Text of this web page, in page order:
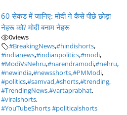
60 सेकंड में जानिए: मोदी ने कैसे पीछे छोड़ा
नेहरू को? मोदी बनाम नेहरू
0views
#BreakingNews,#hindishorts,
#indianews,#indianpolitics,#modi,
#ModiVsNehru,#narendramodi,#nehru,
#newindia,#newsshorts,#PMModi,
#politics,#samvad,#shorts,#trending,
#TrendingNews,#vartaprabhat,
#viralshorts,
#YouTubeShorts #politicalshorts